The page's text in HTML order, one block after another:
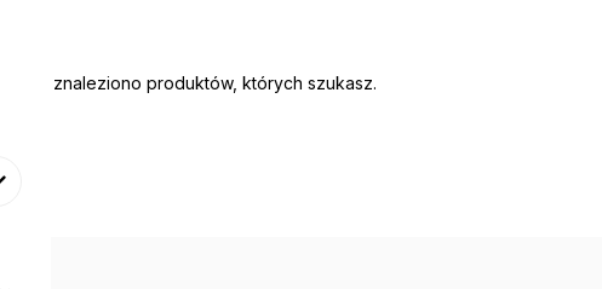
Nie znaleziono produktów, których szukasz.